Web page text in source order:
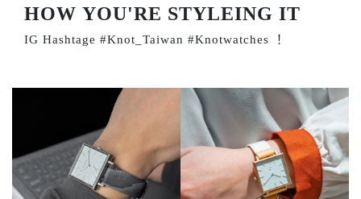
HOW YOU'RE STYLEING IT
IG Hashtage #Knot_Taiwan #Knotwatches ！